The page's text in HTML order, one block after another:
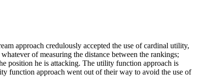
approach credulously accepted the use of cardinal utility,
of measuring the distance between the rankings;
position he is attacking. The utility function approach is
function approach went out of their way to avoid the use of